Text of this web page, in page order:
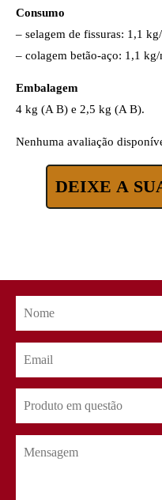
Consumo
– selagem de fissuras: 1,1
– colagem betão-aço: 1,1
Embalagem
4 kg (A B) e 2,5 kg (A B).
Nenhuma avaliação
DEIXE A